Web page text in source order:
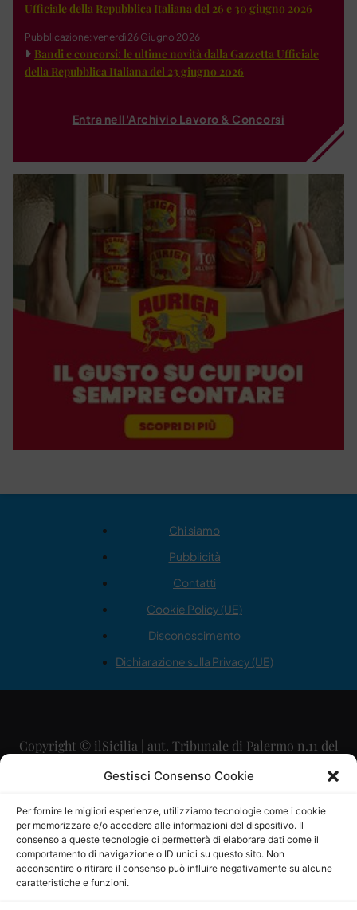
Gestisci Consenso Cookie
Per fornire le migliori esperienze, utilizziamo tecnologie come i cookie
per memorizzare e/o accedere alle informazioni del dispositivo. Il
consenso a queste tecnologie ci permetterà di elaborare dati come il
comportamento di navigazione o ID unici su questo sito. Non
acconsentire o ritirare il consenso può influire negativamente su alcune
caratteristiche e funzioni.
Ufficiale della Repubblica Italiana del 26 e 30 giugno 2026
Pubblicazione: venerdì 26 Giugno 2026
Bandi e concorsi: le ultime novità dalla Gazzetta Ufficiale
della Repubblica Italiana del 23 giugno 2026
Entra nell'Archivio Lavoro & Concorsi
Chi siamo
Pubblicità
Contatti
Cookie Policy (UE)
Disconoscimento
Dichiarazione sulla Privacy (UE)
Copyright © ilSicilia | aut. Tribunale di Palermo n.11 del
29/09/2015
Direttore Editoriale: Maurizio Scaglione
Direttore Responsabile: Maria Calabrese